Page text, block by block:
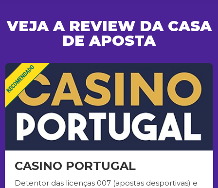
VEJA A REVIEW DA CASA
DE APOSTA
CASINO PORTUGAL
Detentor das licenças 007 (apostas desportivas) e